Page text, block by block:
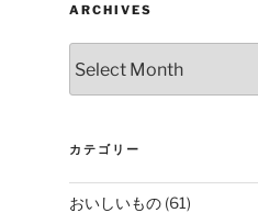
ARCHIVES
カテゴリー
おいしいもの(61)